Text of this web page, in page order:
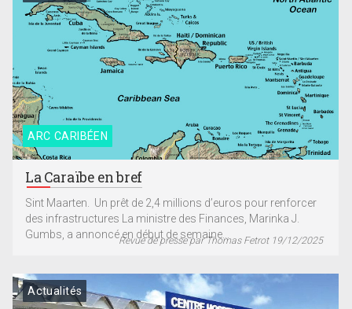
ARC CARIBÉEN
La Caraïbe en bref
Sint Maarten. Un prêt de 2,4 millions d’euros pour renforcer
des infrastructures La ministre des Finances, Marinka J.
Gumbs, a annoncé en début de semaine...
Revue de presse par Thomas Fetrot 19/12/2025
Actualités